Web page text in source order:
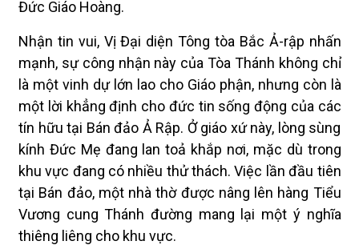
Đức Giáo Hoàng.
Nhận tin vui, Vị Đại diện Tông tòa Bắc Ả-rập nhấn
mạnh, sự công nhận này của Tòa Thánh không chỉ
là một vinh dự lớn lao cho Giáo phận, nhưng còn là
một lời khẳng định cho đức tin sống động của các
tín hữu tại Bán đảo Ả Rập. Ở giáo xứ này, lòng sùng
kính Đức Mẹ đang lan toả khắp nơi, mặc dù trong
khu vực đang có nhiều thử thách. Việc lần đầu tiên
tại Bán đảo, một nhà thờ được nâng lên hàng Tiểu
Vương cung Thánh đường mang lại một ý nghĩa
thiêng liêng cho khu vực.